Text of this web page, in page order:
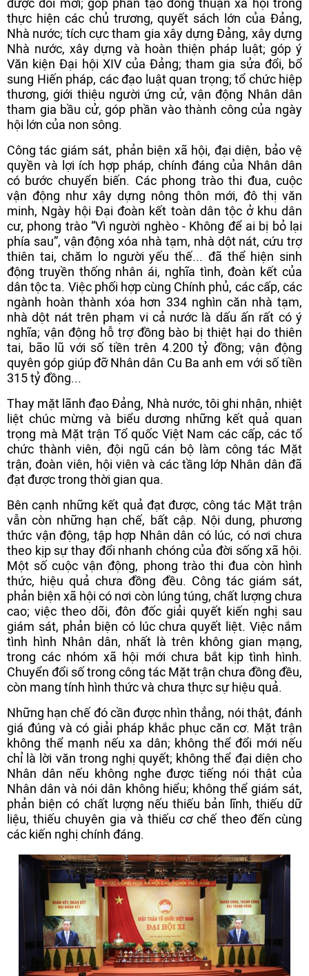
được đổi mới; góp phần tạo đồng thuận xã hội trong
thực hiện các chủ trương, quyết sách lớn của Đảng,
Nhà nước; tích cực tham gia xây dựng Đảng, xây dựng
Nhà nước, xây dựng và hoàn thiện pháp luật; góp ý
Văn kiện Đại hội XIV của Đảng; tham gia sửa đổi, bổ
sung Hiến pháp, các đạo luật quan trọng; tổ chức hiệp
thương, giới thiệu người ứng cử, vận động Nhân dân
tham gia bầu cử, góp phần vào thành công của ngày
hội lớn của non sông.
Công tác giám sát, phản biện xã hội, đại diện, bảo vệ
quyền và lợi ích hợp pháp, chính đáng của Nhân dân
có bước chuyển biến. Các phong trào thi đua, cuộc
vận động như xây dựng nông thôn mới, đô thị văn
minh, Ngày hội Đại đoàn kết toàn dân tộc ở khu dân
cư, phong trào “Vì người nghèo - Không để ai bị bỏ lại
phía sau”, vận động xóa nhà tạm, nhà dột nát, cứu trợ
thiên tai, chăm lo người yếu thế... đã thể hiện sinh
động truyền thống nhân ái, nghĩa tình, đoàn kết của
dân tộc ta. Việc phối hợp cùng Chính phủ, các cấp, các
ngành hoàn thành xóa hơn 334 nghìn căn nhà tạm,
nhà dột nát trên phạm vi cả nước là dấu ấn rất có ý
nghĩa; vận động hỗ trợ đồng bào bị thiệt hại do thiên
tai, bão lũ với số tiền trên 4.200 tỷ đồng; vận động
quyên góp giúp đỡ Nhân dân Cu Ba anh em với số tiền
315 tỷ đồng...
Thay mặt lãnh đạo Đảng, Nhà nước, tôi ghi nhận, nhiệt
liệt chúc mừng và biểu dương những kết quả quan
trọng mà Mặt trận Tổ quốc Việt Nam các cấp, các tổ
chức thành viên, đội ngũ cán bộ làm công tác Mặt
trận, đoàn viên, hội viên và các tầng lớp Nhân dân đã
đạt được trong thời gian qua.
Bên cạnh những kết quả đạt được, công tác Mặt trận
vẫn còn những hạn chế, bất cập. Nội dung, phương
thức vận động, tập hợp Nhân dân có lúc, có nơi chưa
theo kịp sự thay đổi nhanh chóng của đời sống xã hội.
Một số cuộc vận động, phong trào thi đua còn hình
thức, hiệu quả chưa đồng đều. Công tác giám sát,
phản biện xã hội có nơi còn lúng túng, chất lượng chưa
cao; việc theo dõi, đôn đốc giải quyết kiến nghị sau
giám sát, phản biện có lúc chưa quyết liệt. Việc nắm
tình hình Nhân dân, nhất là trên không gian mạng,
trong các nhóm xã hội mới chưa bắt kịp tình hình.
Chuyển đổi số trong công tác Mặt trận chưa đồng đều,
còn mang tính hình thức và chưa thực sự hiệu quả.
Những hạn chế đó cần được nhìn thẳng, nói thật, đánh
giá đúng và có giải pháp khắc phục căn cơ. Mặt trận
không thể mạnh nếu xa dân; không thể đổi mới nếu
chỉ là lời văn trong nghị quyết; không thể đại diện cho
Nhân dân nếu không nghe được tiếng nói thật của
Nhân dân và nói dân không hiểu; không thể giám sát,
phản biện có chất lượng nếu thiếu bản lĩnh, thiếu dữ
liệu, thiếu chuyên gia và thiếu cơ chế theo đến cùng
các kiến nghị chính đáng.